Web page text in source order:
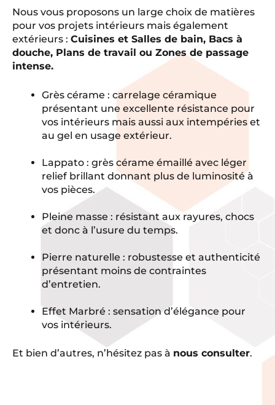
Nous vous proposons un large choix de matières
pour vos projets intérieurs mais également
extérieurs : Cuisines et Salles de bain, Bacs à
douche, Plans de travail ou Zones de passage
intense.
Grès cérame : carrelage céramique
présentant une excellente résistance pour
vos intérieurs mais aussi aux intempéries et
au gel en usage extérieur.
Lappato : grès cérame émaillé avec léger
relief brillant donnant plus de luminosité à
vos pièces.
Pleine masse : résistant aux rayures, chocs
et donc à l’usure du temps.
Pierre naturelle : robustesse et authenticité
présentant moins de contraintes
d’entretien.
Effet Marbré : sensation d’élégance pour
vos intérieurs.
Et bien d’autres, n’hésitez pas à nous consulter.